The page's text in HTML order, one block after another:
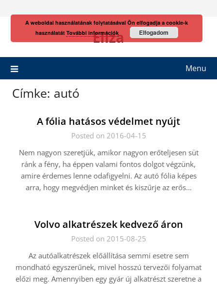
Eliza
Menu
Címke: autó
A fólia hatásos védelmet nyújt
Posted on 2016-04-15
Nem nagyon szeretjük, amikor nagyon erőteljesen süt
ránk a fény, ha éppen valami fontos dolgot végzünk,
amire érdemes lenne odafigyelni. Az autó fólia képes
arra, hogy megvédjen minket és kiszűrje az erős…
Volvo alkatrészek kedvező áron
Posted on 2015-08-25
Az autóalkatrészek előállítása semmi esetre sem
mondható egyszerűnek, mivel hosszú tervezői folyamat
előzi meg. Amennyiben egy gyár új alkatrészt szeretne a
A weboldal használatának folytatásával Ön elfogadja a cookie-k
használatát További információk Elfogadom